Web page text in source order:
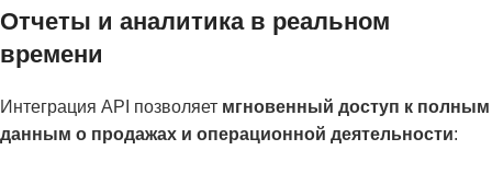
Отчеты и аналитика в реальном
времени
Интеграция API позволяет мгновенный доступ к полным
данным о продажах и операционной деятельности: